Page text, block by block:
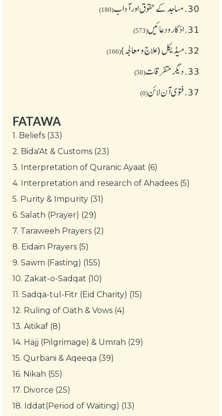
30. مساجد کے حقوق اور آداب(180)
31. اذکار ودعائیں(573)
32. میڈیکل (علاج و معالجہ)(166)
33. دیگر متفرقات(50)
37. فتوی آن لائن(0)
FATAWA
1. Beliefs (33)
2. Bida'At & Customs (23)
3. Interpretation of Quranic Ayaat (6)
4. Interpretation and research of Ahadees (5)
5. Purity & Impurity (31)
6. Salath (Prayer) (29)
7. Taraweeh Prayers (2)
8. Eidain Prayers (5)
9. Sawm (Fasting) (155)
10. Zakat-o-Sadqat (10)
11. Sadqa-tul-Fitr (Eid Charity) (15)
12. Ruling of Oath & Vows (4)
13. Aitikaf (8)
14. Hajj (Pilgrimage) & Umrah (29)
15. Qurbani & Aqeeqa (39)
16. Nikah (55)
17. Divorce (25)
18. Iddat(Period of Waiting) (13)